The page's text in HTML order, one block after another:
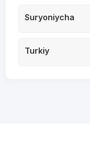
Suryoniycha
Turkiy